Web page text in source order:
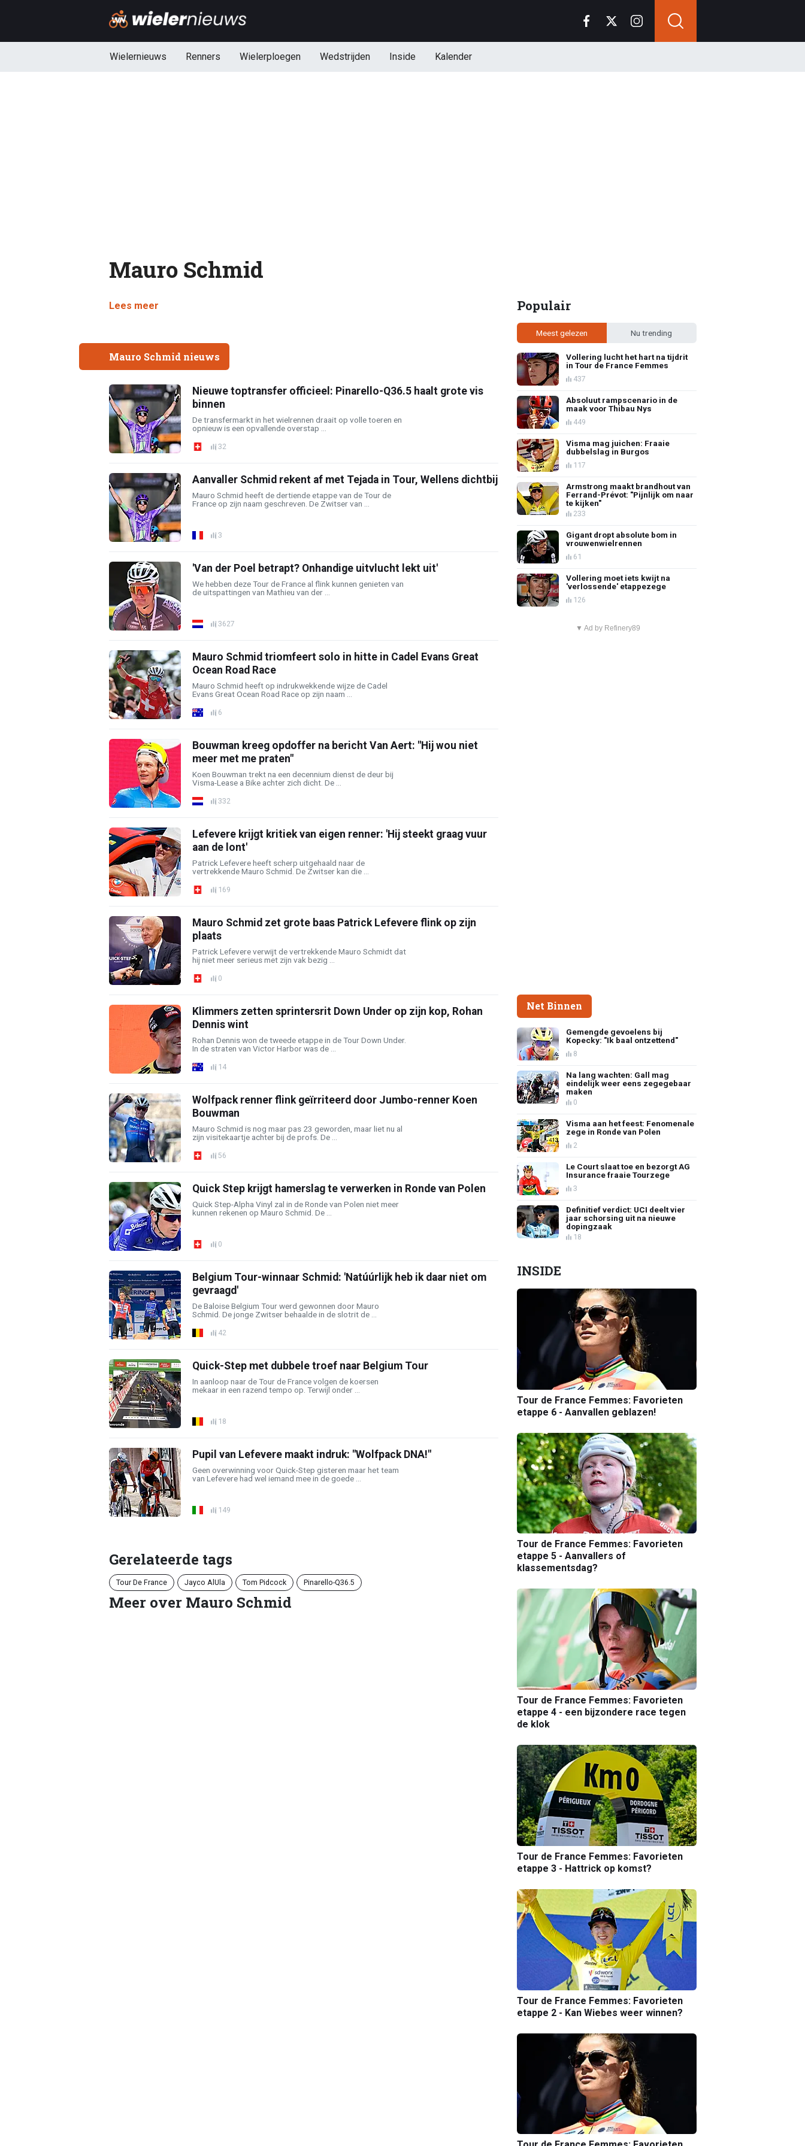
Wielernieuws Renners Wielerploegen Wedstrijden Inside Kalender
Mauro Schmid
Lees meer
Mauro Schmid nieuws
Nieuwe toptransfer officieel: Pinarello-Q36.5 haalt grote vis
binnen
De transfermarkt in het wielrennen draait op volle toeren en
opnieuw is een opvallende overstap ...
32
Aanvaller Schmid rekent af met Tejada in Tour, Wellens dichtbij
Mauro Schmid heeft de dertiende etappe van de Tour de
France op zijn naam geschreven. De Zwitser van ...
3
'Van der Poel betrapt? Onhandige uitvlucht lekt uit'
We hebben deze Tour de France al flink kunnen genieten van
de uitspattingen van Mathieu van der ...
3627
Mauro Schmid triomfeert solo in hitte in Cadel Evans Great
Ocean Road Race
Mauro Schmid heeft op indrukwekkende wijze de Cadel
Evans Great Ocean Road Race op zijn naam ...
6
Bouwman kreeg opdoffer na bericht Van Aert: "Hij wou niet
meer met me praten"
Koen Bouwman trekt na een decennium dienst de deur bij
Visma-Lease a Bike achter zich dicht. De ...
332
Lefevere krijgt kritiek van eigen renner: 'Hij steekt graag vuur
aan de lont'
Patrick Lefevere heeft scherp uitgehaald naar de
vertrekkende Mauro Schmid. De Zwitser kan die ...
169
Mauro Schmid zet grote baas Patrick Lefevere flink op zijn
plaats
Patrick Lefevere verwijt de vertrekkende Mauro Schmidt dat
hij niet meer serieus met zijn vak bezig ...
0
Klimmers zetten sprintersrit Down Under op zijn kop, Rohan
Dennis wint
Rohan Dennis won de tweede etappe in de Tour Down Under.
In de straten van Victor Harbor was de ...
14
Wolfpack renner flink geïrriteerd door Jumbo-renner Koen
Bouwman
Mauro Schmid is nog maar pas 23 geworden, maar liet nu al
zijn visitekaartje achter bij de profs. De ...
56
Quick Step krijgt hamerslag te verwerken in Ronde van Polen
Quick Step-Alpha Vinyl zal in de Ronde van Polen niet meer
kunnen rekenen op Mauro Schmid. De ...
0
Belgium Tour-winnaar Schmid: 'Natúúrlijk heb ik daar niet om
gevraagd'
De Baloise Belgium Tour werd gewonnen door Mauro
Schmid. De jonge Zwitser behaalde in de slotrit de ...
42
Quick-Step met dubbele troef naar Belgium Tour
In aanloop naar de Tour de France volgen de koersen
mekaar in een razend tempo op. Terwijl onder ...
18
Pupil van Lefevere maakt indruk: "Wolfpack DNA!"
Geen overwinning voor Quick-Step gisteren maar het team
van Lefevere had wel iemand mee in de goede ...
149
Gerelateerde tags
Tour De France Jayco AlUla Tom Pidcock Pinarello-Q36.5
Meer over Mauro Schmid
Populair
Meest gelezen Nu trending
Vollering lucht het hart na tijdrit
in Tour de France Femmes
437
Absoluut rampscenario in de
maak voor Thibau Nys
449
Visma mag juichen: Fraaie
dubbelslag in Burgos
117
Armstrong maakt brandhout van
Ferrand-Prévot: "Pijnlijk om naar
te kijken"
233
Gigant dropt absolute bom in
vrouwenwielrennen
61
Vollering moet iets kwijt na
'verlossende' etappezege
126
▼ Ad by Refinery89
Net Binnen
Gemengde gevoelens bij
Kopecky: "Ik baal ontzettend"
8
Na lang wachten: Gall mag
eindelijk weer eens zegegebaar
maken
0
Visma aan het feest: Fenomenale
zege in Ronde van Polen
2
Le Court slaat toe en bezorgt AG
Insurance fraaie Tourzege
3
Definitief verdict: UCI deelt vier
jaar schorsing uit na nieuwe
dopingzaak
18
INSIDE
Tour de France Femmes: Favorieten
etappe 6 - Aanvallen geblazen!
Tour de France Femmes: Favorieten
etappe 5 - Aanvallers of
klassementsdag?
Tour de France Femmes: Favorieten
etappe 4 - een bijzondere race tegen
de klok
Tour de France Femmes: Favorieten
etappe 3 - Hattrick op komst?
Tour de France Femmes: Favorieten
etappe 2 - Kan Wiebes weer winnen?